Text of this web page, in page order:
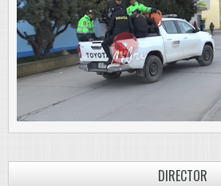
DIRECTOR